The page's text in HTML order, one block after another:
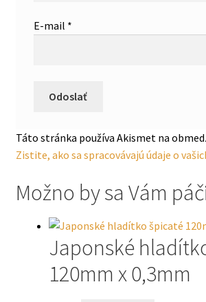
E-mail *
Táto stránka používa Akismet na
Zistite, ako sa spracovávajú údaje o
Možno by sa Vám
Japonské
120mm x 0,3mm